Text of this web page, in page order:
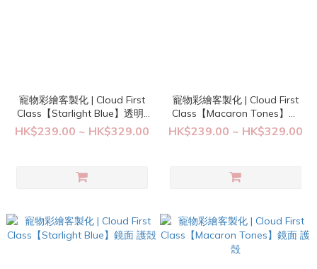
寵物彩繪客製化 | Cloud First
Class【Starlight Blue】透明/
極光 護殻
HK$239.00 ~ HK$329.00
寵物彩繪客製化 | Cloud First
Class【Macaron Tones】透
明/極光 護殻
HK$239.00 ~ HK$329.00